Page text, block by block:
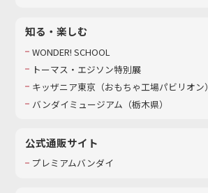
知る・楽しむ
WONDER! SCHOOL
トーマス・エジソン特別展
キッザニア東京（おもちゃ工場パビリオン）​
バンダイミュージアム（栃木県）
公式通販サイト
プレミアムバンダイ